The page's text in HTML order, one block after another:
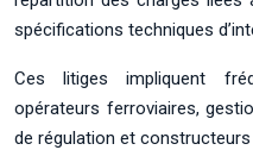
spécifications techniques
Ces litiges impliquent
opérateurs ferroviaires,
de régulation et constructeurs